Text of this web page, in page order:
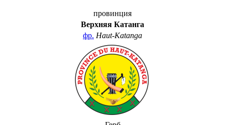
провинция
Верхняя Катанга
фр. Haut-Katanga